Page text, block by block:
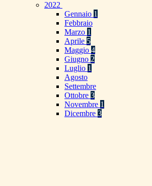
2022
Gennaio 1
Febbraio
Marzo 1
Aprile 5
Maggio 4
Giugno 2
Luglio 1
Agosto
Settembre
Ottobre 3
Novembre 1
Dicembre 3